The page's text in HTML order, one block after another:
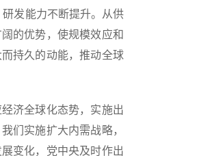
发能力不断提升。从供
的优势，使规模效应和
持久的动能，推动全球
济全球化态势，实施出
们实施扩大内需战略，
变化，党中央及时作出